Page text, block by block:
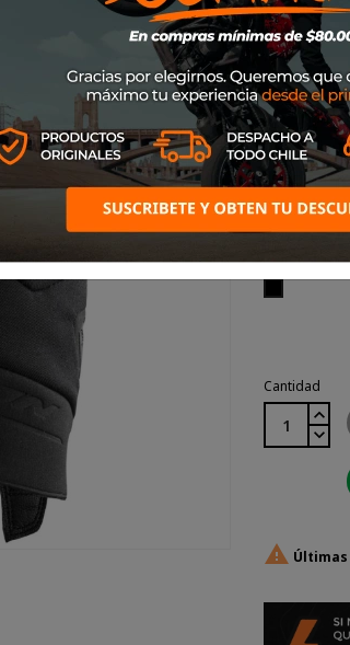
SKU
Mig 2 WP
Guante
Talla: LG
Color: Negro
Cantidad
